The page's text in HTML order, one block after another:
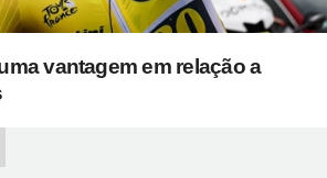
vantagem em relação a